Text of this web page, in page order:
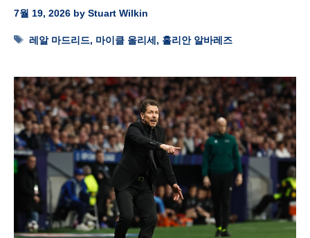
7월 19, 2026 by Stuart Wilkin
Tags
레알 마드리드, 마이클 올리세 , 훌리안 알바레즈